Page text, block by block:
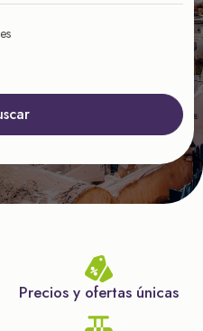
ofertas
Precios y ofertas únicas